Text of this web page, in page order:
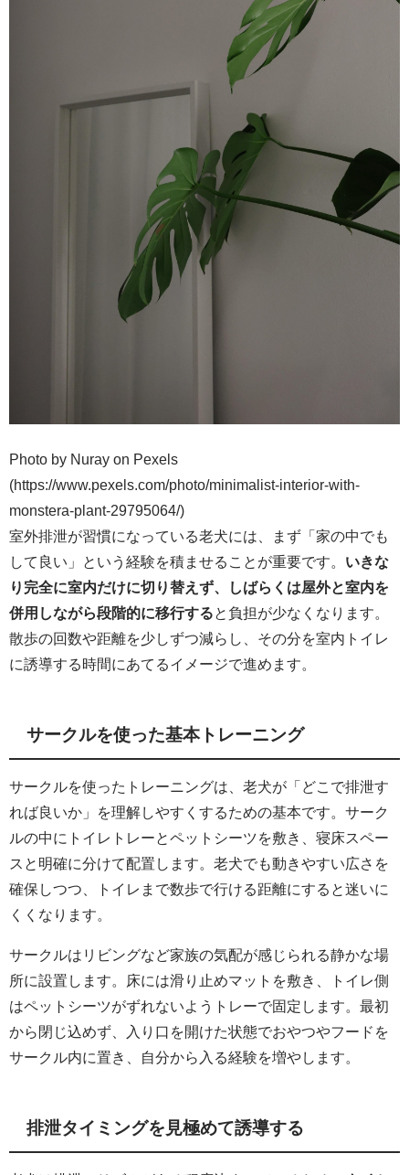
Photo by Nuray on Pexels
(https://www.pexels.com/photo/minimalist-interior-with-
monstera-plant-29795064/)
室外排泄が習慣になっている老犬には、まず「家の中でも
して良い」という経験を積ませることが重要です。 いきな
り完全に室内だけに切り替えず、しばらくは屋外と室内を
併用しながら段階的に移行すると負担が少なくなります。
散歩の回数や距離を少しずつ減らし、その分を室内トイレ
に誘導する時間にあてるイメージで進めます。
サークルを使った基本トレーニング
サークルを使ったトレーニングは、老犬が「どこで排泄す
れば良いか」を理解しやすくするための基本です。サーク
ルの中にトイレトレーとペットシーツを敷き、寝床スペー
スと明確に分けて配置します。老犬でも動きやすい広さを
確保しつつ、トイレまで数歩で行ける距離にすると迷いに
くくなります。
サークルはリビングなど家族の気配が感じられる静かな場
所に設置します。床には滑り止めマットを敷き、トイレ側
はペットシーツがずれないようトレーで固定します。最初
から閉じ込めず、入り口を開けた状態でおやつやフードを
サークル内に置き、自分から入る経験を増やします。
排泄タイミングを見極めて誘導する